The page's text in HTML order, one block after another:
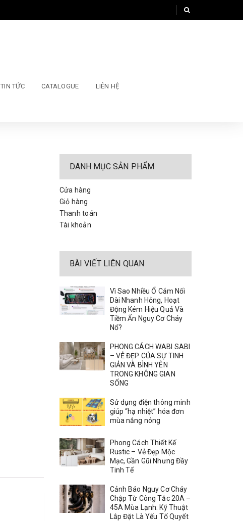
TIN TỨC CATALOGUE LIÊN HỆ
DANH MỤC SẢN PHẨM
Cửa hàng
Giỏ hàng
Thanh toán
Tài khoản
BÀI VIẾT LIÊN QUAN
Vì Sao Nhiều Ổ Cắm Nối
Dài Nhanh Hỏng, Hoạt
Động Kém Hiệu Quả Và
Tiềm Ẩn Nguy Cơ Cháy
Nổ?
PHONG CÁCH WABI SABI
– VẺ ĐẸP CỦA SỰ TINH
GIẢN VÀ BÌNH YÊN
TRONG KHÔNG GIAN
SỐNG
Sử dụng điện thông minh
giúp “hạ nhiệt” hóa đơn
mùa nắng nóng
Phong Cách Thiết Kế
Rustic – Vẻ Đẹp Mộc
Mạc, Gần Gũi Nhưng Đầy
Tinh Tế
Cảnh Báo Nguy Cơ Cháy
Chập Từ Công Tắc 20A –
45A Mùa Lạnh: Kỹ Thuật
Lắp Đặt Là Yếu Tố Quyết